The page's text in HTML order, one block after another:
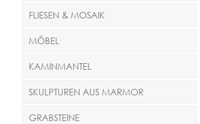
FLIESEN & MOSAIK
MÖBEL
KAMINMANTEL
SKULPTUREN AUS MARMOR
GRABSTEINE